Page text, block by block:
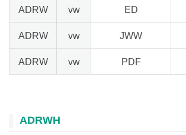
ADRW vw ED
ADRW vw JWW
ADRW vw PDF
ADRWH